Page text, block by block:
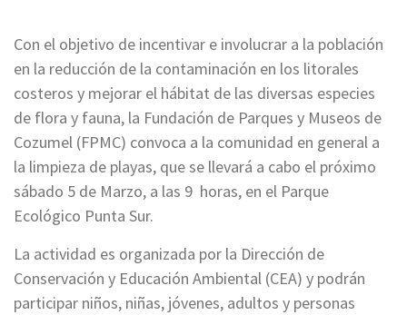
Con el objetivo de incentivar e involucrar a la población
en la reducción de la contaminación en los litorales
costeros y mejorar el hábitat de las diversas especies
de flora y fauna, la Fundación de Parques y Museos de
Cozumel (FPMC) convoca a la comunidad en general a
la limpieza de playas, que se llevará a cabo el próximo
sábado 5 de Marzo, a las 9 horas, en el Parque
Ecológico Punta Sur.
La actividad es organizada por la Dirección de
Conservación y Educación Ambiental (CEA) y podrán
participar niños, niñas, jóvenes, adultos y personas